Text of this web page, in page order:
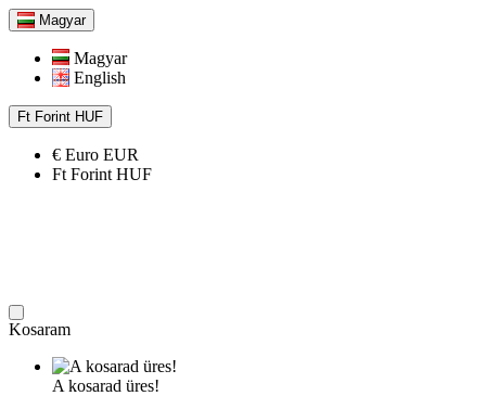
Magyar
Magyar
English
Ft Forint HUF
€ Euro EUR
Ft Forint HUF
Kosaram
A kosarad üres!